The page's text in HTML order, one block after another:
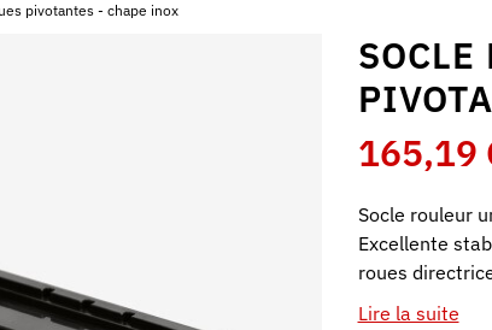
pivotantes - chape inox
SOCLE
165,19
Socle rouleur
Excellente
roues
Lire la suite